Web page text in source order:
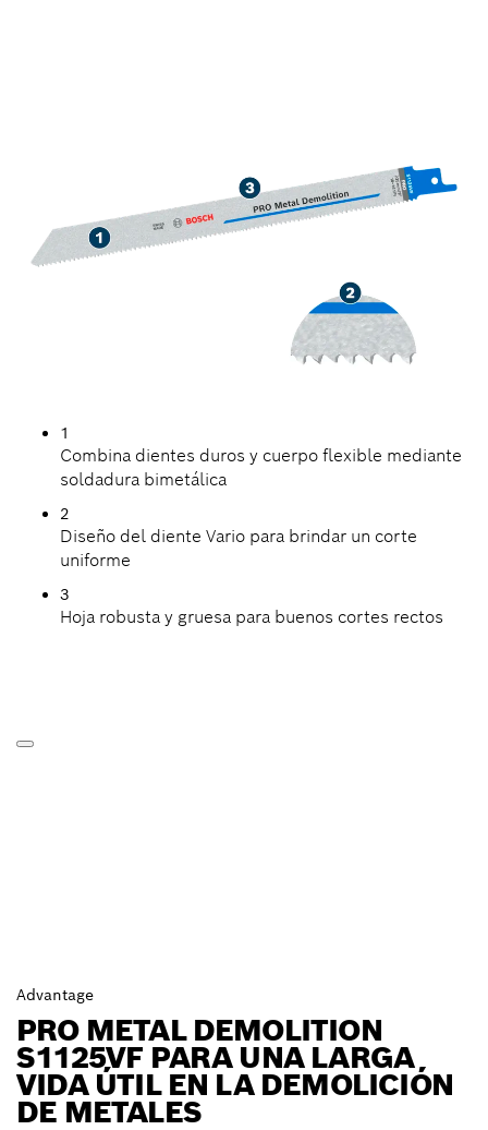
1
Combina dientes duros y cuerpo flexible mediante
soldadura bimetálica
2
Diseño del diente Vario para brindar un corte
uniforme
3
Hoja robusta y gruesa para buenos cortes rectos
Advantage
PRO METAL DEMOLITION
S1125VF PARA UNA LARGA
VIDA ÚTIL EN LA DEMOLICIÓN
DE METALES